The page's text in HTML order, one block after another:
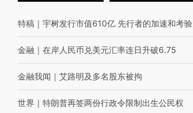
特稿 ｜ 宇树发行市值610亿 先行者的加速和考验
金融 ｜ 在岸人民币兑美元汇率连日升破6.75
金融我闻 ｜ 艾路明及多名股东被拘
世界 ｜ 特朗普再签两份行政令限制出生公民权